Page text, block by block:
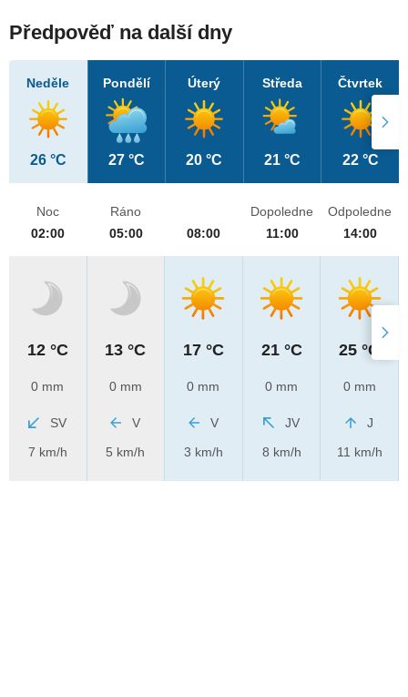
Předpověď na další dny
Neděle
26 °C
Pondělí
27 °C
Úterý
20 °C
Středa
21 °C
Čtvrtek
22 °C
Noc
02:00
12 °C
0 mm
SV
7 km/h
Ráno
05:00
13 °C
0 mm
V
5 km/h
08:00
17 °C
0 mm
V
3 km/h
Dopoledne
11:00
21 °C
0 mm
JV
8 km/h
Odpoledne
14:00
25 °C
0 mm
J
11 km/h